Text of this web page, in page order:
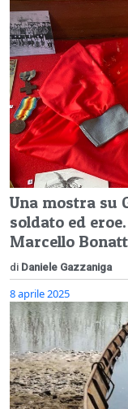
Una mostra su
soldato ed
Marcello
di Daniele Gazzaniga
8 aprile 2025